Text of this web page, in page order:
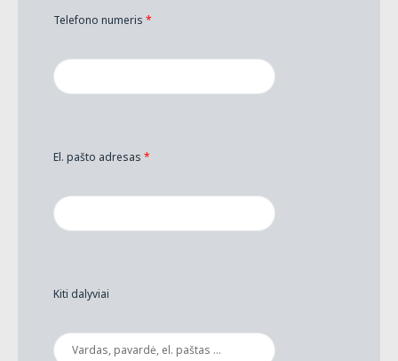
Telefono numeris *
El. pašto adresas *
Kiti dalyviai